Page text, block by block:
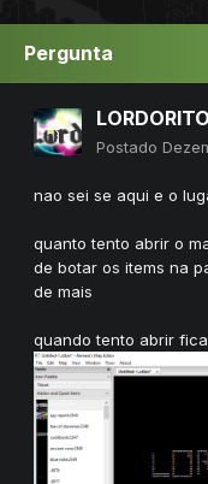
Pergunta
Postado
nao sei se aqui e o
quanto tento abrir o
de botar os items na
de mais
quando tento abrir